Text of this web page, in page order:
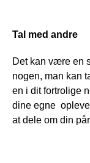
Tal med andre
Det kan være en
nogen, man kan
en i dit fortrolige
dine egne
at dele om din